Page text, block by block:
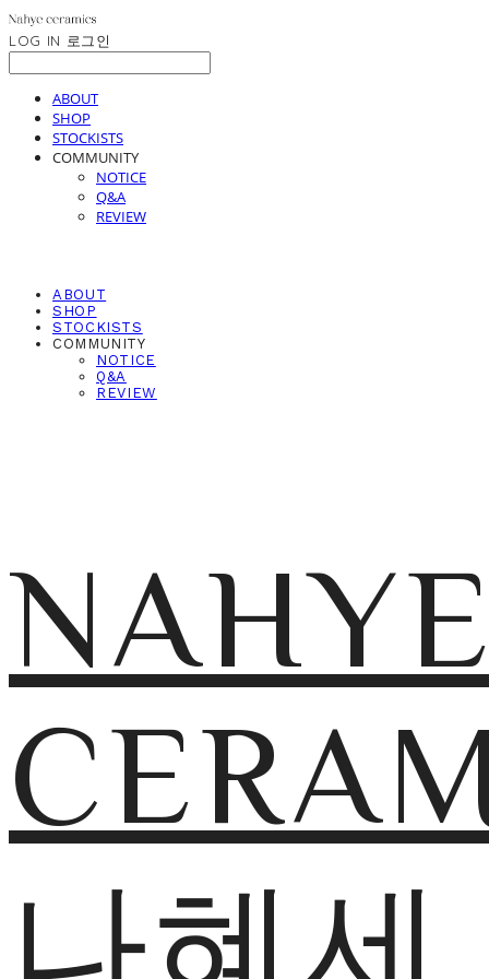
LOG IN 로그인
ABOUT
SHOP
STOCKISTS
COMMUNITY
NOTICE
Q&A
REVIEW
ABOUT
SHOP
STOCKISTS
COMMUNITY
NOTICE
Q&A
REVIEW
나혜세